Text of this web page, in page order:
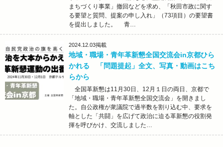
まちづくり事業」撤回などを求め、「秋田市政に関す
る要望と質問、提案の申し入れ」（73項目）の要望書
を提出しました。 青…
2024.12.03掲載
地域・職場・青年革新懇全国交流会in京都ひら
かれる 「問題提起」全文、写真・動画はこち
らから
全国革新懇は11月30日、12月１日の両日、京都で
「地域・職場・青年革新懇全国交流会」を開きまし
た。自公政権が衆議院で過半数を割り込む中、要求を
軸とした「共闘」を広げて政治に迫る革新懇の役割発
揮を呼びかけ、交流しました…